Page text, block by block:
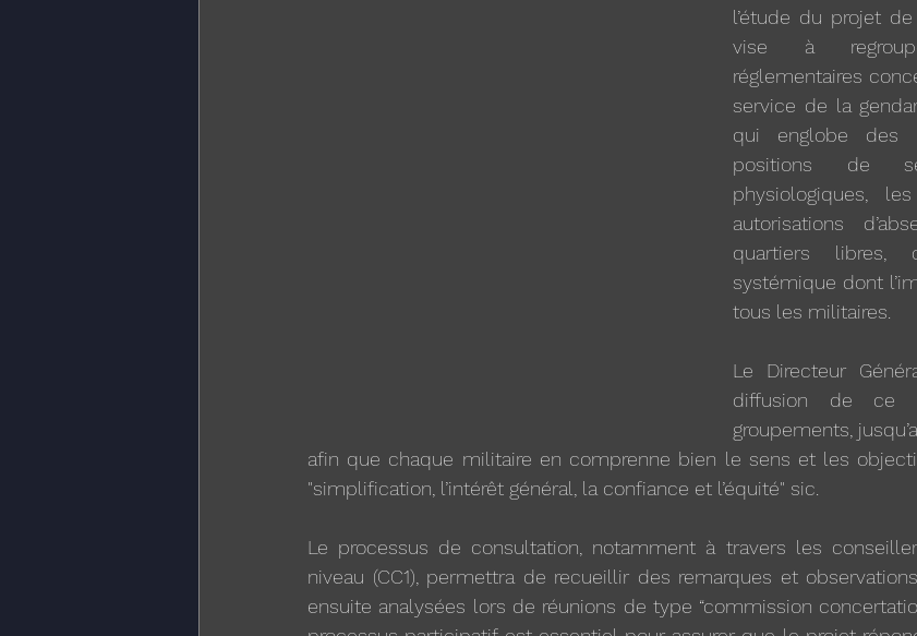
l’étude du projet
vise à
réglementaires
service de la
qui englobe des
positions de
physiologiques,
autorisations
quartiers libres,
systémique dont
tous les militaires.
Le Directeur
diffusion de ce
groupements,
afin que chaque militaire en comprenne bien le sens et les
"simplification, l’intérêt général, la confiance et l’équité" sic.
Le processus de consultation, notamment à travers les
niveau (CC1), permettra de recueillir des remarques et
ensuite analysées lors de réunions de type “commission